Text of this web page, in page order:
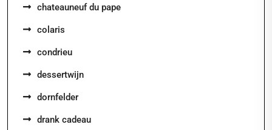
chateauneuf du pape
colaris
condrieu
dessertwijn
dornfelder
drank cadeau